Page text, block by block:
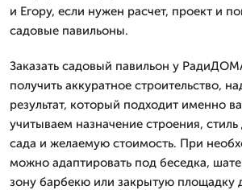
и Егору, если нужен расчет, проект и
садовые павильоны.
Заказать садовый павильон у
получить аккуратное строительство,
результат, который подходит именно
учитываем назначение строения,
сада и желаемую стоимость. При
можно адаптировать под беседка,
зону барбекю или закрытую площадку